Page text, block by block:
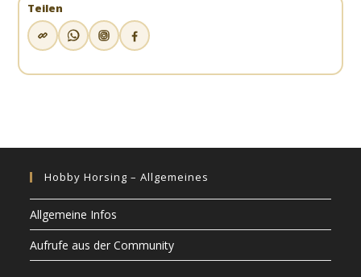
Teilen
Hobby Horsing – Allgemeines
Allgemeine Infos
Aufrufe aus der Community